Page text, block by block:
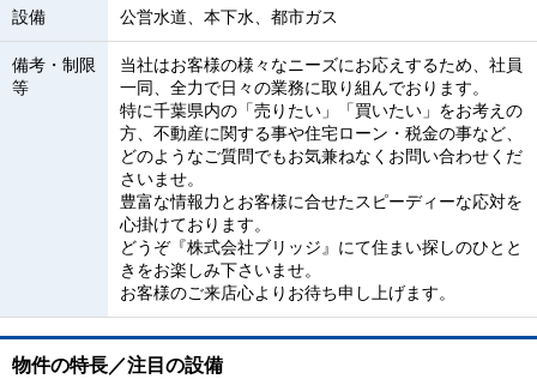
設備 公営水道、本下水、都市ガス
備考・制限
等
当社はお客様の様々なニーズにお応えするため、社員
一同、全力で日々の業務に取り組んでおります。
特に千葉県内の「売りたい」「買いたい」をお考えの
方、不動産に関する事や住宅ローン・税金の事など、
どのようなご質問でもお気兼ねなくお問い合わせくだ
さいませ。
豊富な情報力とお客様に合せたスピーディーな応対を
心掛けております。
どうぞ『株式会社ブリッジ』にて住まい探しのひとと
きをお楽しみ下さいませ。
お客様のご来店心よりお待ち申し上げます。
物件の特長／注目の設備